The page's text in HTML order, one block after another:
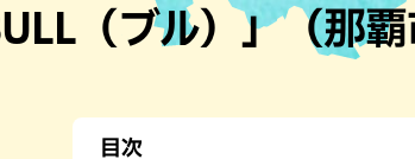
その他の肉料理
ブッフェ・バイキ
（ブル）」（那覇
目次